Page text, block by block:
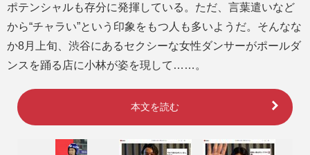
ポテンシャルも存分に発揮している。ただ、言葉遣いなど
から“チャラい”という印象をもつ人も多いようだ。そんなな
か8月上旬、渋谷にあるセクシーな女性ダンサーがポールダ
ンスを踊る店に小林が姿を現して……。
本文を読む